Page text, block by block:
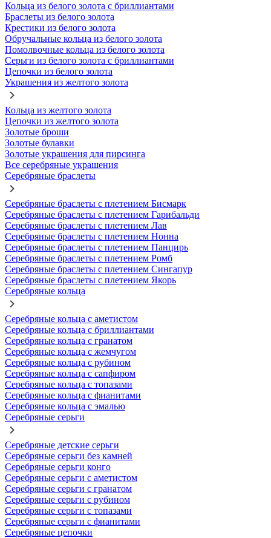
Кольца из белого золота с бриллиантами
Браслеты из белого золота
Крестики из белого золота
Обручальные кольца из белого золота
Помолвочные кольца из белого золота
Серьги из белого золота с бриллиантами
Цепочки из белого золота
Украшения из желтого золота
Кольца из желтого золота
Цепочки из желтого золота
Золотые броши
Золотые булавки
Золотые украшения для пирсинга
Все серебряные украшения
Серебряные браслеты
Серебряные браслеты с плетением Бисмарк
Серебряные браслеты с плетением Гарибальди
Серебряные браслеты с плетением Лав
Серебряные браслеты с плетением Нонна
Серебряные браслеты с плетением Панцирь
Серебряные браслеты с плетением Ромб
Серебряные браслеты с плетением Сингапур
Серебряные браслеты с плетением Якорь
Серебряные кольца
Серебряные кольца с аметистом
Серебряные кольца с бриллиантами
Серебряные кольца с гранатом
Серебряные кольца с жемчугом
Серебряные кольца с рубином
Серебряные кольца с сапфиром
Серебряные кольца с топазами
Серебряные кольца с фианитами
Серебряные кольца с эмалью
Серебряные серьги
Серебряные детские серьги
Серебряные серьги без камней
Серебряные серьги конго
Серебряные серьги с аметистом
Серебряные серьги с гранатом
Серебряные серьги с рубином
Серебряные серьги с топазами
Серебряные серьги с фианитами
Серебряные цепочки